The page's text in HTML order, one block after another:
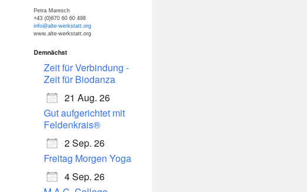
iCalendar
Petra Maresch
+43 (0)670 60 60 498
info@alte-werkstatt.org
www.alte-werkstatt.org
Demnächst
Zeit für Verbindung -
Zeit für Biodanza
21 Aug. 26
Gut aufgerichtet mit
Feldenkrais®
2 Sep. 26
Freitag Morgen Yoga
4 Sep. 26